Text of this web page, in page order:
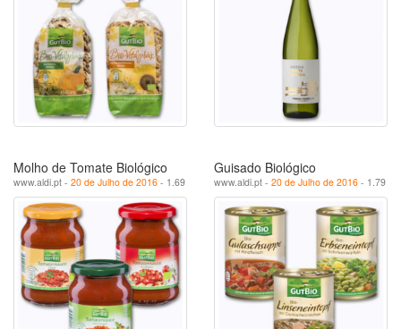
Molho de Tomate Biológico
www.aldi.pt - 20 de Julho de 2016 - 1.69
Guisado Biológico
www.aldi.pt - 20 de Julho de 2016 - 1.79